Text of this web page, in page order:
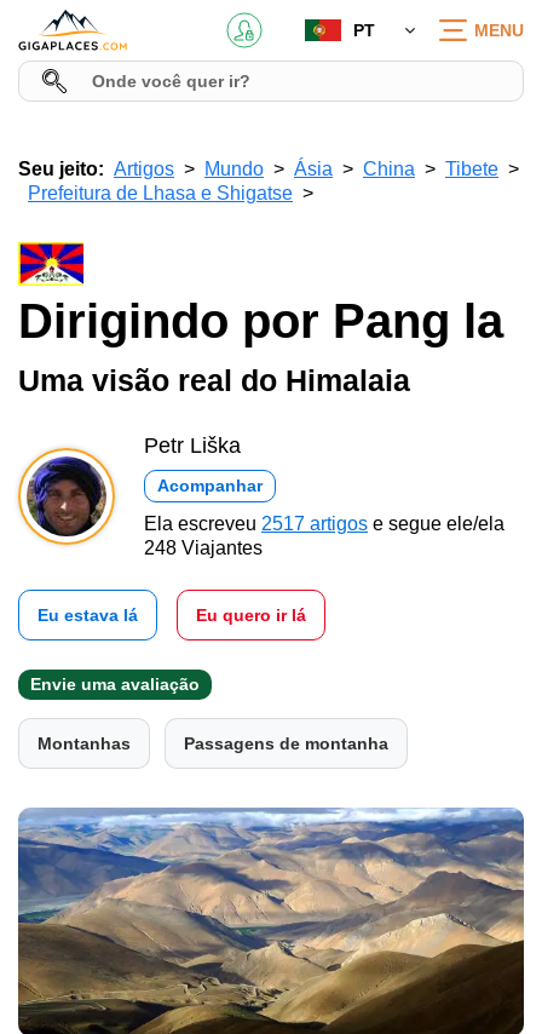
PT MENU
Seu jeito: Artigos Mundo Ásia China
Tibete
Prefeitura de Lhasa e Shigatse
Dirigindo por Pang la
Uma visão real do Himalaia
Petr Liška
Acompanhar
Ela escreveu 2517 artigos e segue ele/ela
248 Viajantes
Eu estava lá Eu quero ir lá
Envie uma avaliação
Montanhas Passagens de montanha